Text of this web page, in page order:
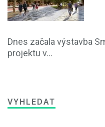
Dnes začala výstavba
projektu v...
VYHLEDAT